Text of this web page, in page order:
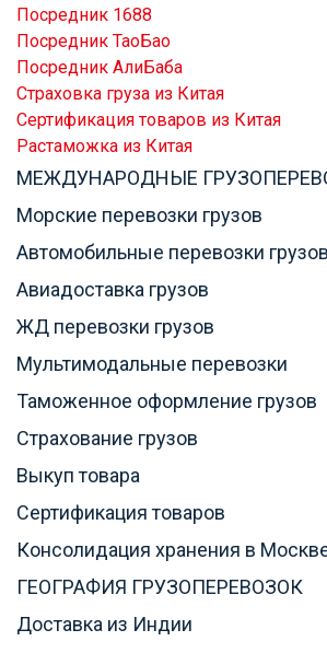
Посредник 1688
Посредник ТаоБао
Посредник АлиБаба
Страховка груза из Китая
Сертификация товаров из Китая
Растаможка из Китая
МЕЖДУНАРОДНЫЕ
Морские перевозки грузов
Автомобильные перевозки грузов
Авиадоставка грузов
ЖД перевозки грузов
Мультимодальные перевозки
Таможенное оформление грузов
Страхование грузов
Выкуп товара
Сертификация товаров
Консолидация хранения в
ГЕОГРАФИЯ ГРУЗОПЕРЕВОЗОК
Доставка из Индии